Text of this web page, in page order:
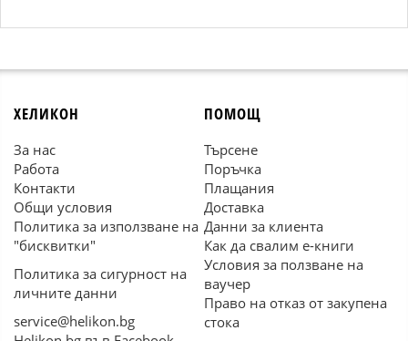
ХЕЛИКОН
За нас
Работа
Контакти
Общи условия
Политика за използване на
"бисквитки"
Политика за сигурност на
личните данни
service@helikon.bg
ПОМОЩ
Търсене
Поръчка
Плащания
Доставка
Данни за клиента
Как да свалим е-книги
Условия за ползване на
ваучер
Право на отказ от закупена
стока